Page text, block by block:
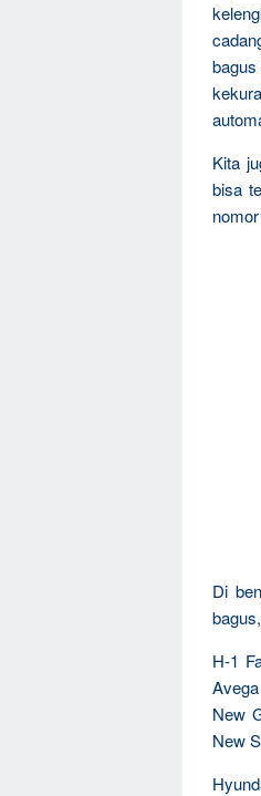
Kita
bisa
Di
H-1
New
New